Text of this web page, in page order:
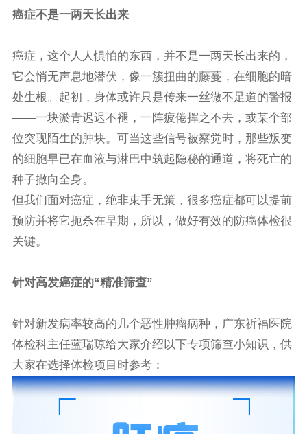
癌症不是一两天长出来
癌症，这个人人惧怕的东西，并不是一两天长出来的，
它会悄无声息地潜伏，像一簇扭曲的藤蔓，在细胞的暗
处生根。起初，身体或许只是传来一丝微不足道的警报
——一块淤青迟迟不褪，一阵疲倦挥之不去，或某个部
位突现陌生的肿块。可当这些信号被察觉时，那些叛变
的细胞早已在血液与淋巴中筑起隐秘的通道，将死亡的
种子撒向全身。
但我们面对癌症，绝非束手无策，很多癌症都可以提前
预防并将它扼杀在早期，所以，做好有效的防癌体检很
关键。
针对高发癌症的“精准筛查”
针对新发病率较高的几个恶性肿瘤病种，广东祈福医院
体检科主任蓝瑞琼给大家介绍以下专项筛查小知识，供
大家在选择体检项目时参考：